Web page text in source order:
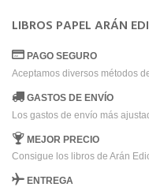
LIBROS PAPEL ARÁN
PAGO SEGURO
Aceptamos diversos métodos
GASTOS DE ENVÍO
Los gastos de envío más
MEJOR PRECIO
Consigue los libros de Arán
ENTREGA